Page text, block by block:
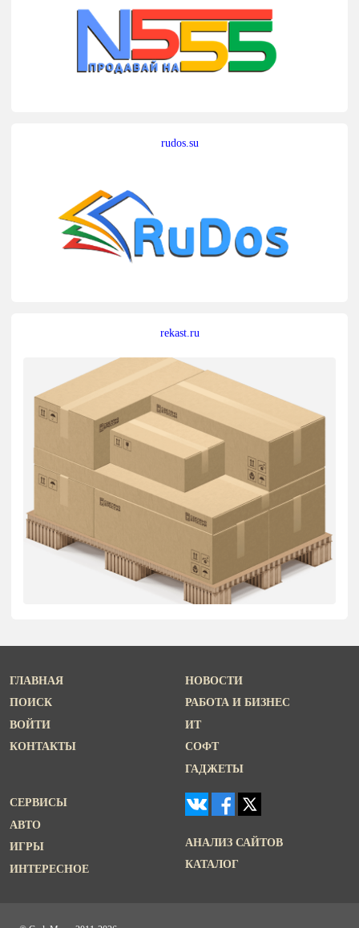
rudos.su
rekast.ru
ГЛАВНАЯ
ПОИСК
ВОЙТИ
КОНТАКТЫ
НОВОСТИ
РАБОТА И БИЗНЕС
ИТ
СОФТ
ГАДЖЕТЫ
СЕРВИСЫ
АВТО
ИГРЫ
ИНТЕРЕСНОЕ
АНАЛИЗ САЙТОВ
КАТАЛОГ